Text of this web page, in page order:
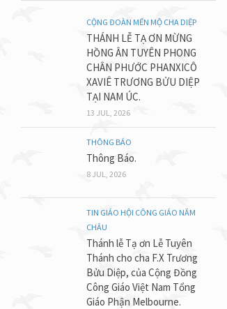
CỘNG ĐOÀN MẾN MỘ CHA DIỆP
THÁNH LỄ TẠ ƠN MỪNG
HỒNG ÂN TUYÊN PHONG
CHÂN PHƯỚC PHANXICÔ
XAVIÊ TRƯƠNG BỬU DIỆP
TẠI NAM ÚC.
13 JUL, 2026
THÔNG BÁO
Thông Báo.
8 JUL, 2026
TIN GIÁO HỘI CÔNG GIÁO NĂM
CHÂU
Thánh lễ Tạ ơn Lễ Tuyên
Thánh cho cha F.X Trương
Bửu Diệp, của Cộng Đồng
Công Giáo Việt Nam Tổng
Giáo Phận Melbourne.